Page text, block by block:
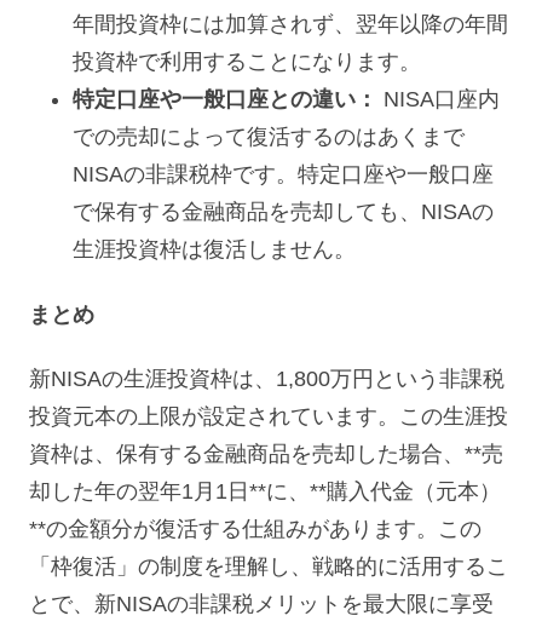
年間投資枠には加算されず、翌年以降の年間
投資枠で利用することになります。
特定口座や一般口座との違い：
NISA口座内
での売却によって復活するのはあくまで
NISAの非課税枠です。特定口座や一般口座
で保有する金融商品を売却しても、NISAの
生涯投資枠は復活しません。
まとめ
新NISAの生涯投資枠は、1,800万円という非課税
投資元本の上限が設定されています。この生涯投
資枠は、保有する金融商品を売却した場合、**売
却した年の翌年1月1日**に、**購入代金（元本）
**の金額分が復活する仕組みがあります。この
「枠復活」の制度を理解し、戦略的に活用するこ
とで、新NISAの非課税メリットを最大限に享受